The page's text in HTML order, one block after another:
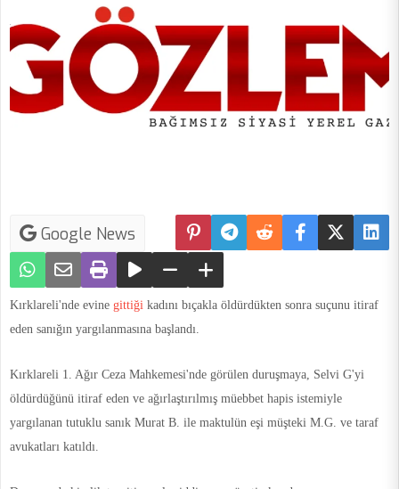
Google News
Kırklareli'nde evine gittiği kadını bıçakla öldürdükten sonra suçunu itiraf
eden sanığın yargılanmasına başlandı.
Kırklareli 1. Ağır Ceza Mahkemesi'nde görülen duruşmaya, Selvi G'yi
öldürdüğünü itiraf eden ve ağırlaştırılmış müebbet hapis istemiyle
yargılanan tutuklu sanık Murat B. ile maktulün eşi müşteki M.G. ve taraf
avukatları katıldı.